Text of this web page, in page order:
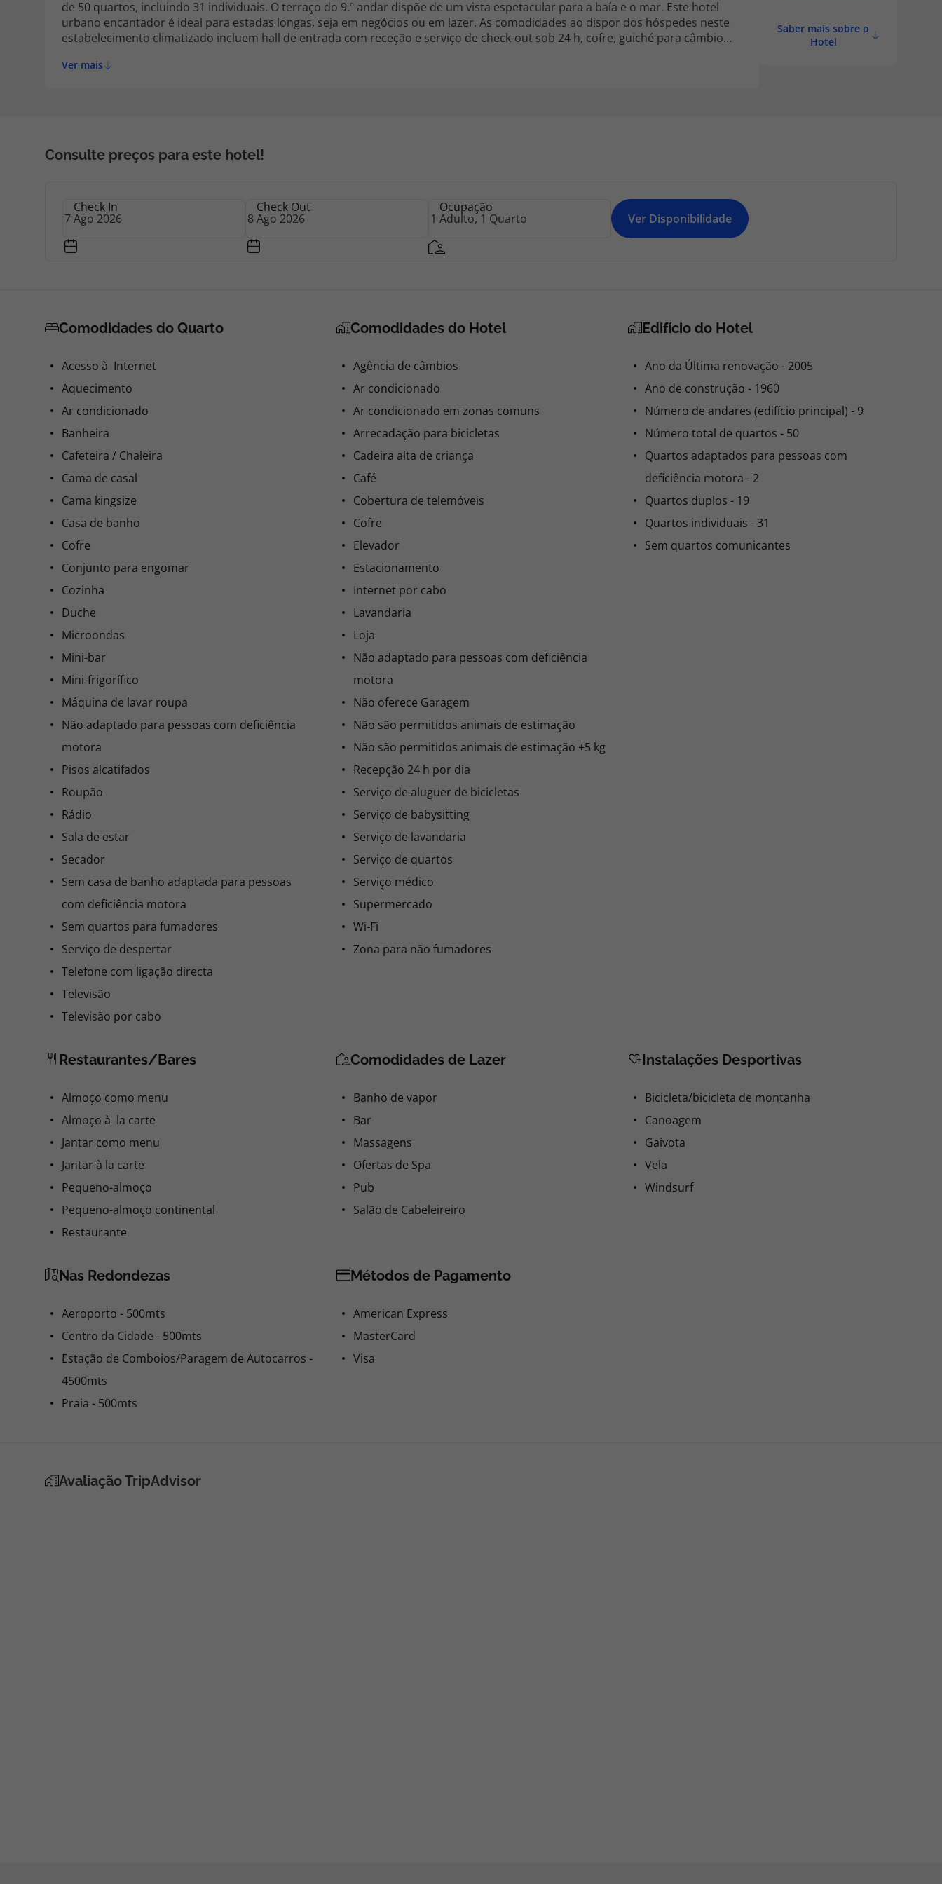
de 50 quartos, incluindo 31 individuais. O terraço do 9.º andar dispõe de um vista espetacular para a baía e o mar. Este hotel
urbano encantador é ideal para estadas longas, seja em negócios ou em lazer. As comodidades ao dispor dos hóspedes neste
estabelecimento climatizado incluem hall de entrada com receção e serviço de check-out sob 24 h, cofre, guiché para câmbio
Internet sem fios. Os hóspedes poderão também usufruir dos serviços de quartos e de lavandaria (o último mediante
Ver mais
Saber mais sobre o
Hotel
Consulte preços para este hotel!
Check In Check Out Ocupação
Ver Disponibilidade
Comodidades do Quarto
Acesso à Internet
Aquecimento
Ar condicionado
Banheira
Cafeteira / Chaleira
Cama de casal
Cama kingsize
Casa de banho
Cofre
Conjunto para engomar
Cozinha
Duche
Microondas
Mini-bar
Mini-frigorífico
Máquina de lavar roupa
Não adaptado para pessoas com deficiência
motora
Pisos alcatifados
Roupão
Rádio
Sala de estar
Secador
Sem casa de banho adaptada para pessoas
com deficiência motora
Sem quartos para fumadores
Serviço de despertar
Telefone com ligação directa
Televisão
Televisão por cabo
Comodidades do Hotel
Agência de câmbios
Ar condicionado
Ar condicionado em zonas comuns
Arrecadação para bicicletas
Cadeira alta de criança
Café
Cobertura de telemóveis
Cofre
Elevador
Estacionamento
Internet por cabo
Lavandaria
Loja
Não adaptado para pessoas com deficiência
motora
Não oferece Garagem
Não são permitidos animais de estimação
Não são permitidos animais de estimação +5 kg
Recepção 24 h por dia
Serviço de aluguer de bicicletas
Serviço de babysitting
Serviço de lavandaria
Serviço de quartos
Serviço médico
Supermercado
Wi-Fi
Zona para não fumadores
Edifício do Hotel
Ano da Última renovação - 2005
Ano de construção - 1960
Número de andares (edifício principal) - 9
Número total de quartos - 50
Quartos adaptados para pessoas com
deficiência motora - 2
Quartos duplos - 19
Quartos individuais - 31
Sem quartos comunicantes
Restaurantes/Bares
Almoço como menu
Almoço à la carte
Jantar como menu
Jantar à la carte
Pequeno-almoço
Pequeno-almoço continental
Restaurante
Comodidades de Lazer
Banho de vapor
Bar
Massagens
Ofertas de Spa
Pub
Salão de Cabeleireiro
Instalações Desportivas
Bicicleta/bicicleta de montanha
Canoagem
Gaivota
Vela
Windsurf
Nas Redondezas
Aeroporto - 500mts
Centro da Cidade - 500mts
Estação de Comboios/Paragem de Autocarros -
4500mts
Praia - 500mts
Métodos de Pagamento
American Express
MasterCard
Visa
Avaliação TripAdvisor